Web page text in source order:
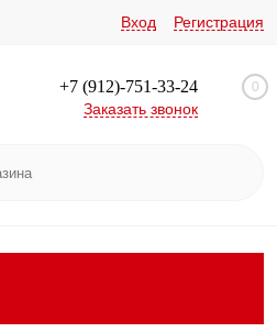
Вход Регистрация
+7 (912)-751-33-24
Заказать звонок
0